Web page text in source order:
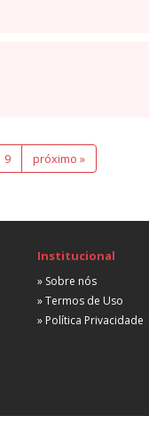
9 próximo »
Institucional
» Sobre nós
» Termos de Uso
» Política Privacidade